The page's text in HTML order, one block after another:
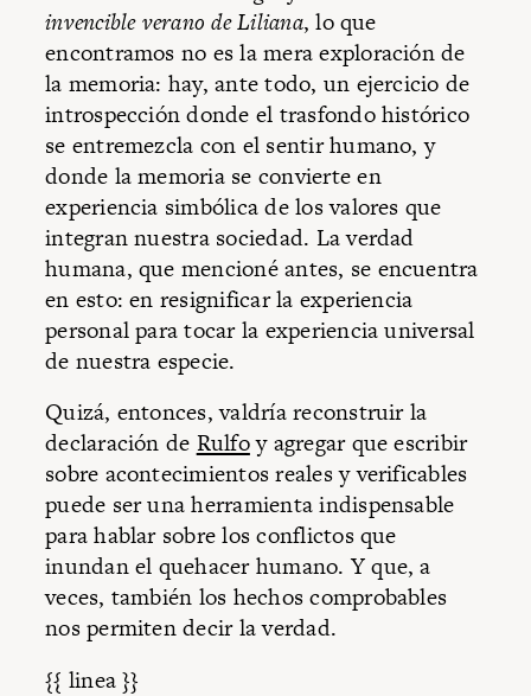
invencible verano de Liliana, lo que
encontramos no es la mera exploración de
la memoria: hay, ante todo, un ejercicio de
introspección donde el trasfondo histórico
se entremezcla con el sentir humano, y
donde la memoria se convierte en
experiencia simbólica de los valores que
integran nuestra sociedad. La verdad
humana, que mencioné antes, se encuentra
en esto: en resignificar la experiencia
personal para tocar la experiencia universal
de nuestra especie.
Quizá, entonces, valdría reconstruir la
declaración de Rulfoy agregar que escribir
sobre acontecimientos reales y verificables
puede ser una herramienta indispensable
para hablar sobre los conflictos que
inundan el quehacer humano. Y que, a
veces, también los hechos comprobables
nos permiten decir la verdad.
{{ linea }}